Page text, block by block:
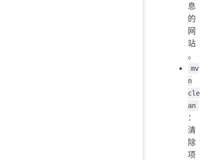
息
的
网
站
。
mv
n
cle
an
：
清
除
项